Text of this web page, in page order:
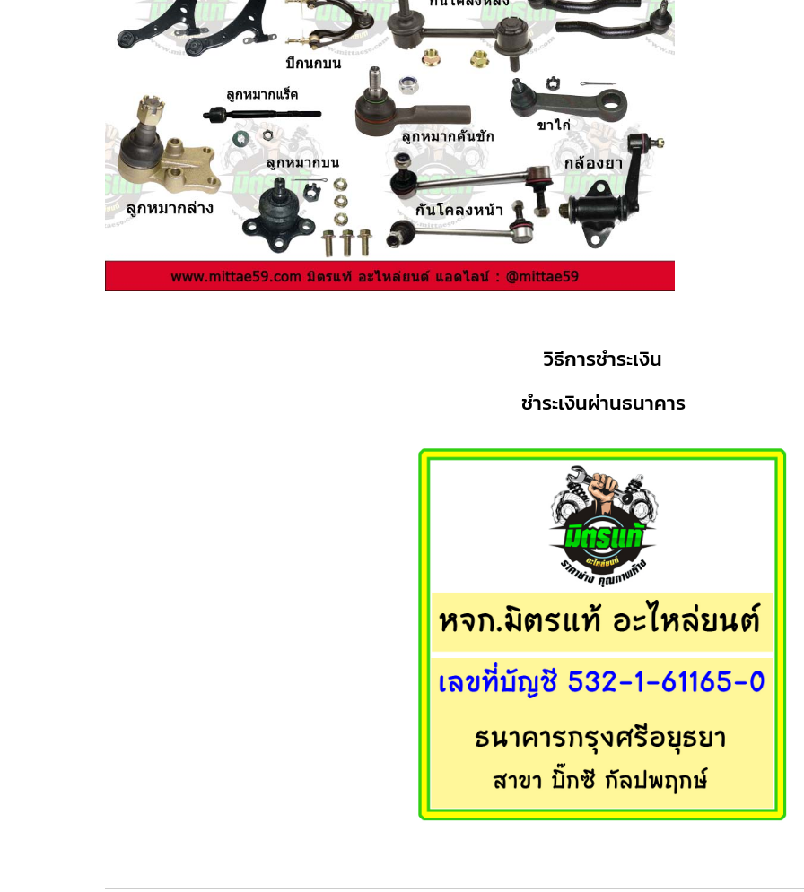
วิธีการชำระเงิน
ชำระเงินผ่านธนาคาร